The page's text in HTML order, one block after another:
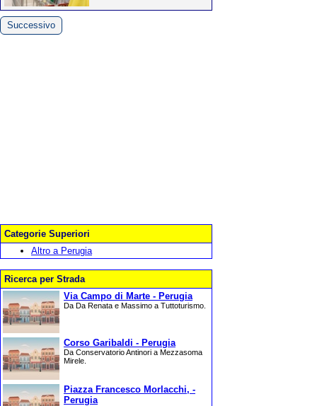
Successivo
Categorie Superiori
Altro a Perugia
Ricerca per Strada
Via Campo di Marte - Perugia
Da Da Renata e Massimo a Tuttoturismo.
Corso Garibaldi - Perugia
Da Conservatorio Antinori a Mezzasoma
Mirele.
Piazza Francesco Morlacchi, -
Perugia